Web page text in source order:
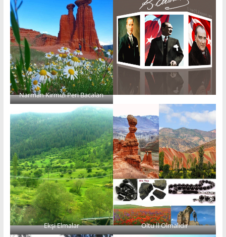
Narman Kırmızı Peri Bacaları
Ekşi Elmalar Oltu İl Olmalıdır